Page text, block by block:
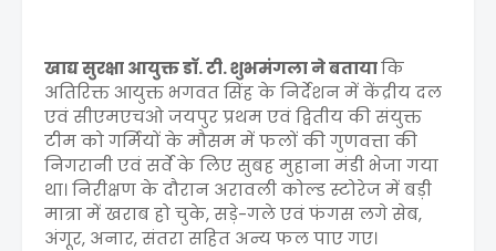
खाद्य सुरक्षा आयुक्त डॉ. टी. शुभमंगला ने बतायाकि
अतिरिक्त आयुक्त भगवत सिंह के निर्देशन में केंद्रीय दल
एवं सीएमएचओ जयपुर प्रथम एवं द्वितीय की संयुक्त
टीम को गर्मियों के मौसम में फलों की गुणवत्ता की
निगरानी एवं सर्वे के लिए सुबह मुहाना मंडी भेजा गया
था। निरीक्षण के दौरान अरावली कोल्ड स्टोरेज में बड़ी
मात्रा में खराब हो चुके, सड़े-गले एवं फंगस लगे सेब,
अंगूर, अनार, संतरा सहित अन्य फल पाए गए।